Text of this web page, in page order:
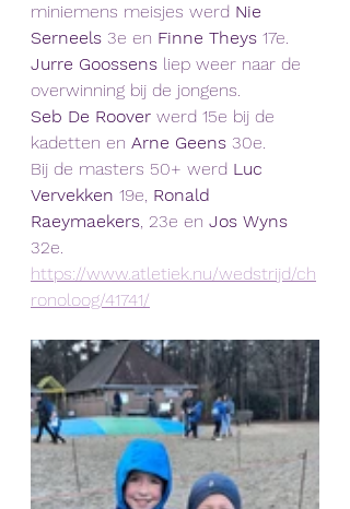
miniemens meisjes werd Nie
Serneels 3e en Finne Theys 17e.
Jurre Goossens liep weer naar de
overwinning bij de jongens.
Seb De Roover werd 15e bij de
kadetten en Arne Geens 30e.
Bij de masters 50+ werd Luc
Vervekken 19e, Ronald
Raeymaekers, 23e en Jos Wyns
32e.
https://www.atletiek.nu/wedstrijd/ch
ronoloog/41741/